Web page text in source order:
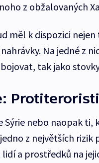
z obžalovaných
měl k dispozici
Na jedné z
tak jako
Sýrie nebo naopak
z největších rizik
a prostředků na